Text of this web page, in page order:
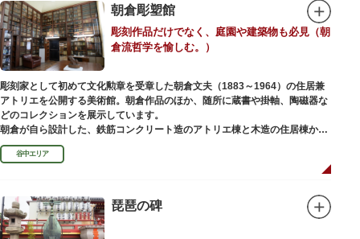
鶴岡八幡宮にあった仏教の守護神である広目天（こうもくてん）と持国天
（じこくてん）の像を二天門に安置。これに伴い、正式名称が随身門から二
天門に変更されました。
その後、第二次世界大戦により2柱の像は焼失。現在は、上野の寛永寺（か
んえいじ）の四代将軍徳川家綱霊廟にあった持国天と増長天（ぞうちょうて
ん）の像が祀られています。持国天と増長天は、四天王と呼ばれる仏さまと
して知られていますが、四天王は仏教の守護神であることから武装した姿。
どちらも、鎌倉時代以降に流行した複数の木材を組み合わせる技法「寄木
造」により造られています。
朝倉彫塑館
彫刻作品だけでなく、庭園や建築物も必見（朝
倉流哲学を愉しむ。）
彫刻家として初めて文化勲章を受章した朝倉文夫（1883～1964）の住居兼
アトリエを公開する美術館。朝倉作品のほか、随所に蔵書や掛軸、陶磁器な
どのコレクションを展示しています。
朝倉が自ら設計した、鉄筋コンクリート造のアトリエ棟と木造の住居棟から
なる建物は、異なる素材が違和感なく調和しています。広く門戸を開放し弟
子を育成した「朝倉彫塑塾」の教育の場としても使われました。巨石と樹木
が濃密な空間を作り出す「五典の池」を中心とした中庭、日本における屋上
この建物に色濃く反映されています。
彫刻作品や芸術品を鑑賞する美術館という側面だけでなく、庭園や建築の価
値も感じられる施設です。朝倉の芸術思想の特質である自然観を表す庭園
谷中エリア
琵琶の碑